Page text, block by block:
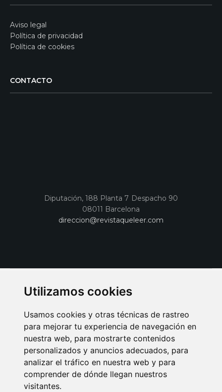
Utilizamos cookies
Usamos cookies y otras técnicas de rastreo
para mejorar tu experiencia de navegación en
nuestra web, para mostrarte contenidos
personalizados y anuncios adecuados, para
analizar el tráfico en nuestra web y para
comprender de dónde llegan nuestros
visitantes.
Aviso legal
Política de privacidad
Política de cookies
CONTACTO
Diputación, 188 Planta 7 Despacho 90
08011 Barcelona
direccion@revistaqueleer.com
AVISO LEGAL POLITICA DE COOKIES
POLITICA DE PRIVACIDAD
PUBLICIDAD EN LA REVISTA QUÉ LEER
SORTEO-PREESTRENOS
SUSCRIPCIONES